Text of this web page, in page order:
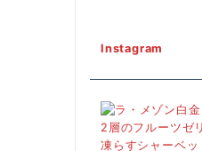
Instagram